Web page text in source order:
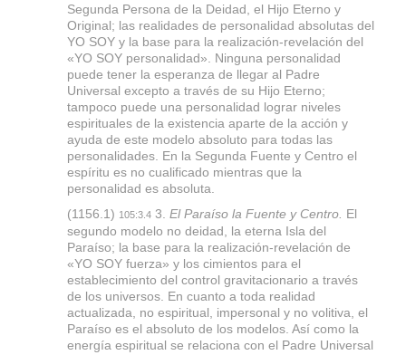
Segunda Persona de la Deidad, el Hijo Eterno y
Original; las realidades de personalidad absolutas del
YO SOY y la base para la realización-revelación del
«YO SOY personalidad». Ninguna personalidad
puede tener la esperanza de llegar al Padre
Universal excepto a través de su Hijo Eterno;
tampoco puede una personalidad lograr niveles
espirituales de la existencia aparte de la acción y
ayuda de este modelo absoluto para todas las
personalidades. En la Segunda Fuente y Centro el
espíritu es no cualificado mientras que la
personalidad es absoluta.
(1156.1) 105:3.43. El Paraíso la Fuente y Centro. El
segundo modelo no deidad, la eterna Isla del
Paraíso; la base para la realización-revelación de
«YO SOY fuerza» y los cimientos para el
establecimiento del control gravitacionario a través
de los universos. En cuanto a toda realidad
actualizada, no espiritual, impersonal y no volitiva, el
Paraíso es el absoluto de los modelos. Así como la
energía espiritual se relaciona con el Padre Universal